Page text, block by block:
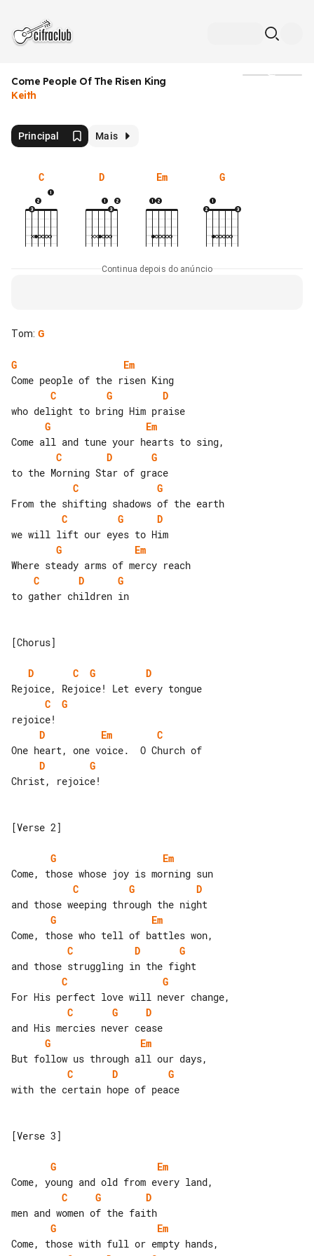
Come People Of The Risen King
Keith
Principal Mais
C D Em G
Continua depois do anúncio
Tom: G
G
Em
C
G
D
G
Em
C
D
G
C
G
C
G
D
G
Em
C
D
G
to gather children in
[Chorus]
D C G
D
C
G
D
Em
C
D
G
Christ, rejoice!
[Verse 2]
G
Em
C
G
D
G
Em
C
D
G
C
G
C
G
D
G
Em
C
D
G
with the certain hope of peace
[Verse 3]
G
Em
C
G
D
G
Em